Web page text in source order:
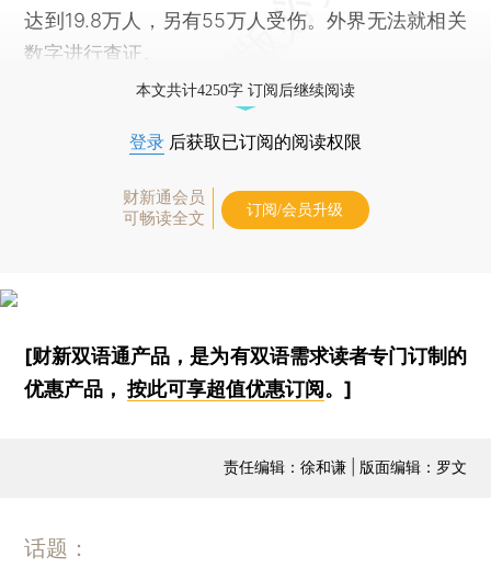
达到19.8万人，另有55万人受伤。外界无法就相关
数字进行查证。
本文共计4250字 订阅后继续阅读
登录 后获取已订阅的阅读权限
财新通会员
可畅读全文
订阅/会员升级
[财新双语通产品，是为有双语需求读者专门订制的
优惠产品，按此可享超值优惠订阅 。]
责任编辑：徐和谦 | 版面编辑：罗文
话题：